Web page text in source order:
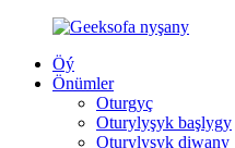
Öý
Önümler
Oturgyç
Oturylyşyk başlygy
Oturylyşyk diwany